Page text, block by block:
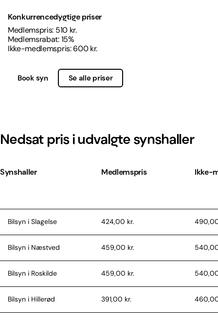
Konkurrencedygtige priser
Medlemspris: 510 kr.
Medlemsrabat: 15%
Ikke-medlemspris: 600 kr.
Book syn Se alle priser
Nedsat pris i udvalgte synshaller
Synshaller Medlemspris Ikke-
Bilsyn i Slagelse 424,00 kr.
Bilsyn i Næstved 459,00 kr.
Bilsyn i Roskilde 459,00 kr.
Bilsyn i Hillerød 391,00 kr.